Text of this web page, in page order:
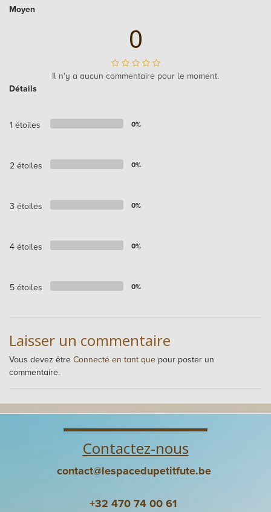
Moyen
0
Il n'y a aucun commentaire pour le moment.
Détails
1 étoiles 0%
2 étoiles 0%
3 étoiles 0%
4 étoiles 0%
5 étoiles 0%
Laisser un commentaire
Vous devez être Connecté en tant que pour poster un
commentaire.
Contactez-nous
contact@lespacedupetitfute.be
+32 470 74 00 61